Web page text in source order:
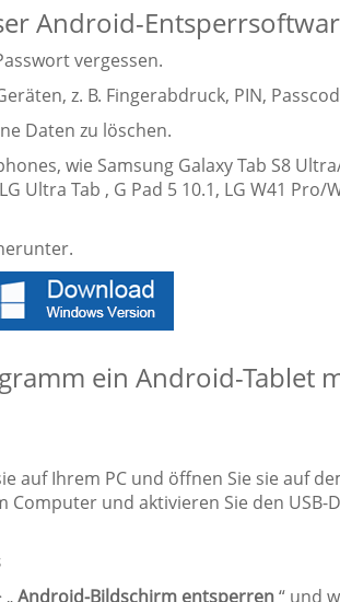
Android-
vergessen.
z. B. Fingerabdruck, PIN,
Daten zu löschen.
wie Samsung Galaxy Tab S8
Ultra Tab , G Pad 5 10.1, LG W41 Pro/
ein Android-Tablet
auf Ihrem PC und öffnen Sie sie auf
Computer und aktivieren Sie den USB-
„Android-Bildschirm entsperren“ und